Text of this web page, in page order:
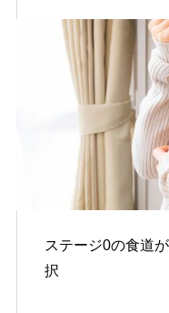
ステージ0の食道
択